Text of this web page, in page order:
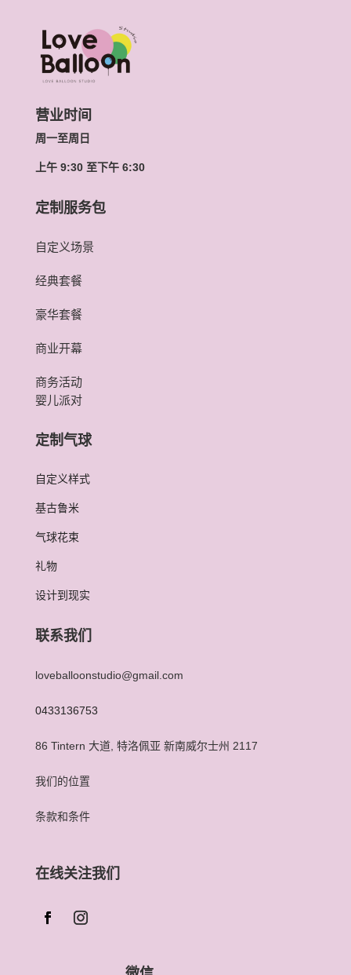
营业时间
周一至周日
上午 9:30 至下午 6:30
定制服务包
自定义场景
经典套餐
豪华套餐
商业开幕
商务活动
婴儿派对
定制气球
自定义样式
基古鲁米
气球花束
礼物
设计到现实
联系我们
loveballoonstudio@gmail.com
0433136753
86 Tintern 大道, 特洛佩亚 新南威尔士州 2117
我们的位置
条款和条件
在线关注我们